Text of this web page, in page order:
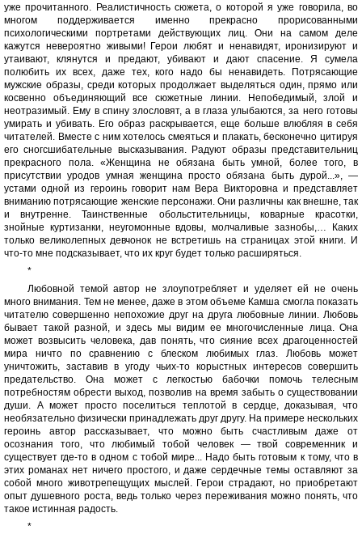
уже прочитанного. Реалистичность сюжета, о которой я уже говорила, во
многом поддерживается именно прекрасно прорисованными
психологическими портретами действующих лиц. Они на самом деле
кажутся невероятно живыми! Герои любят и ненавидят, иронизируют и
утаивают, клянутся и предают, убивают и дают спасение. Я сумела
полюбить их всех, даже тех, кого надо бы ненавидеть. Потрясающие
мужские образы, среди которых продолжает выделяться один, прямо или
косвенно объединяющий все сюжетные линии. Непобедимый, злой и
неотразимый. Ему в спину злословят, а в глаза улыбаются, за него готовы
умирать и убивать. Его образ раскрывается, еще больше влюбляя в себя
читателей. Вместе с ним хотелось смеяться и плакать, бесконечно цитируя
его сногсшибательные высказывания. Радуют образы представительниц
прекрасного пола. «Женщина не обязана быть умной, более того, в
присутствии уродов умная женщина просто обязана быть дурой...», —
устами одной из героинь говорит нам Вера Викторовна и представляет
вниманию потрясающие женские персонажи. Они различны как внешне, так
и внутренне. Таинственные обольстительницы, коварные красотки,
знойные куртизанки, неугомонные вдовы, молчаливые зазнобы,… Каких
только великолепных девчонок не встретишь на страницах этой книги. И
что-то мне подсказывает, что их круг будет только расширяться.
*
Любовной темой автор не злоупотребляет и уделяет ей не очень
много внимания. Тем не менее, даже в этом объеме Камша смогла показать
читателю совершенно непохожие друг на друга любовные линии. Любовь
бывает такой разной, и здесь мы видим ее многочисленные лица. Она
может возвысить человека, дав понять, что сияние всех драгоценностей
мира ничто по сравнению с блеском любимых глаз. Любовь может
уничтожить, заставив в угоду чьих-то корыстных интересов совершить
предательство. Она может с легкостью бабочки помочь телесным
потребностям обрести выход, позволив на время забыть о существовании
души. А может просто поселиться теплотой в сердце, доказывая, что
необязательно физически принадлежать друг другу. На примере нескольких
героинь автор рассказывает, что можно быть счастливым даже от
осознания того, что любимый тобой человек — твой современник и
существует где-то в одном с тобой мире... Надо быть готовым к тому, что в
этих романах нет ничего простого, и даже сердечные темы оставляют за
собой много животрепещущих мыслей. Герои страдают, но приобретают
опыт душевного роста, ведь только через переживания можно понять, что
такое истинная радость.
*